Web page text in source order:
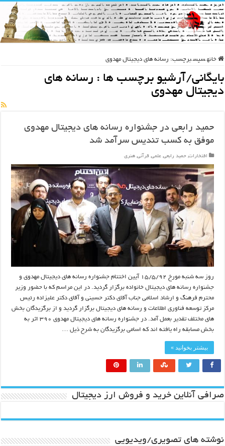
خانه سپس برچسب: رسانه های دیجیتال مهدوی
بایگانی/آرشیو برچسب ها : رسانه های
دیجیتال مهدوی
حمید رابعی در جشنواره رسانه های دیجیتال مهدوی
موفق به کسب تندیس سرآمد شد
افتخارات, حمید رابعی, علمی, قرآنی, هنری
روز سه شنبه مورخ ۱۵/۵/۹۲ آیین اختتام جشنواره رسانه های دیجیتال مهدوی و
جشنواره رسانه های دیجیتال خانواده برگزار گردید. در این مراسم که با حضور وزیر
محترم فرهنگ و ارشاد اسلامی جناب آقای دکتر حسینی و آقای دکتر علیزاده رئیس
مرکز توسعه فناوری اطلاعات و رسانه های دیجیتال برگزار گردید و از برگزیدگان بخش
های مختلف تقدیر بعمل آمد. در جشنواره رسانه های دیجیتال مهدوی ۳۹۰ اثر به
بخش مسابقه راه یافته اند که اسامی برگزیدگان به شرح ذیل …
بیشتر بخوانید »
صرافی آنلاین خرید و فروش ارز دیجیتال
نوشته های تصویری/ویدیویی